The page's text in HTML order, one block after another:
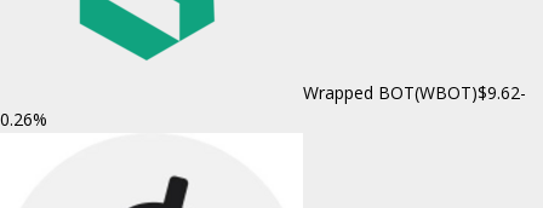
Wrapped BOT(WBOT)$9.62-
0.26%